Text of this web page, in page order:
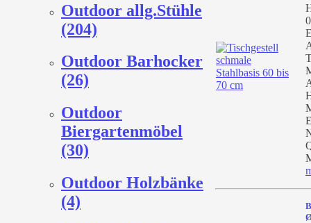
Outdoor allg.Stühle
(204)
Outdoor Barhocker
(26)
Outdoor
Biergartenmöbel
(30)
Outdoor Holzbänke
(4)